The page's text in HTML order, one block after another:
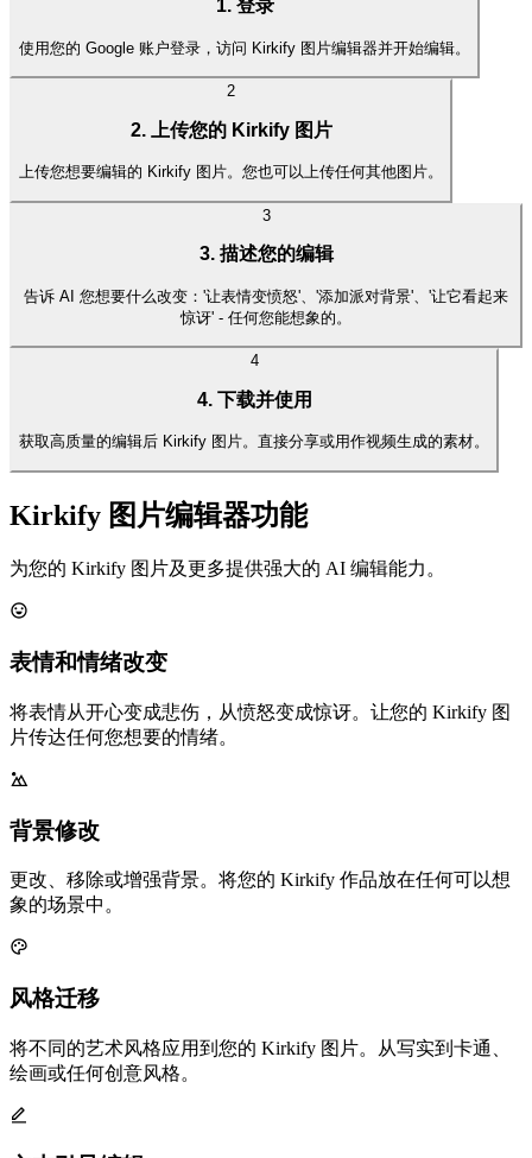
1. 登录
使用您的 Google 账户登录，访问 Kirkify 图片编辑器并开始编辑。
2
2. 上传您的 Kirkify 图片
上传您想要编辑的 Kirkify 图片。您也可以上传任何其他图片。
3
3. 描述您的编辑
告诉 AI 您想要什么改变：'让表情变愤怒'、'添加派对背景'、'让它看起来
惊讶' - 任何您能想象的。
4
4. 下载并使用
获取高质量的编辑后 Kirkify 图片。直接分享或用作视频生成的素材。
Kirkify 图片编辑器功能
为您的 Kirkify 图片及更多提供强大的 AI 编辑能力。
表情和情绪改变
将表情从开心变成悲伤，从愤怒变成惊讶。让您的 Kirkify 图
片传达任何您想要的情绪。
背景修改
更改、移除或增强背景。将您的 Kirkify 作品放在任何可以想
象的场景中。
风格迁移
将不同的艺术风格应用到您的 Kirkify 图片。从写实到卡通、
绘画或任何创意风格。